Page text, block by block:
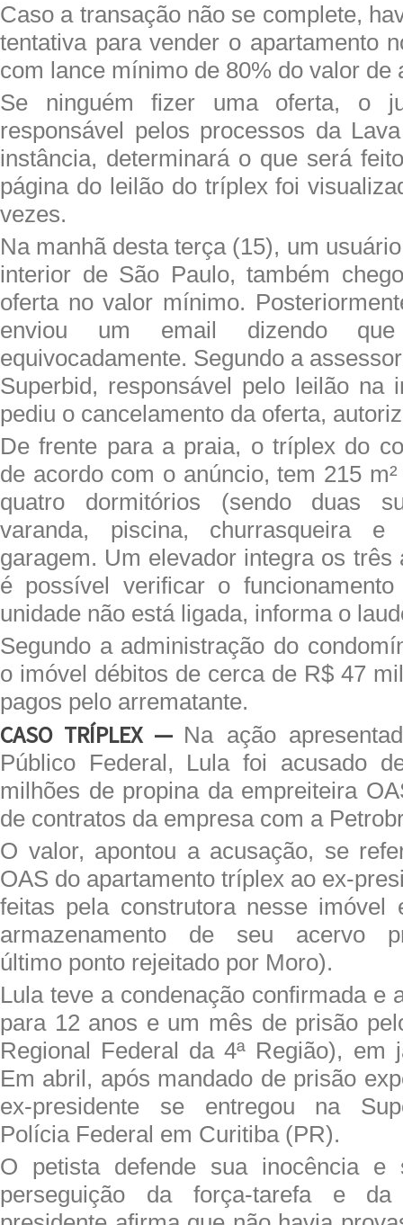
Caso a transação não se complete,
tentativa para vender o apartamento
com lance mínimo de 80% do valor de
Se ninguém fizer uma oferta, o
responsável pelos processos da
instância, determinará o que será
página do leilão do tríplex foi
vezes.
Na manhã desta terça (15), um
interior de São Paulo, também
oferta no valor mínimo.
enviou um email dizendo
equivocadamente. Segundo a
Superbid, responsável pelo leilão na
pediu o cancelamento da oferta,
De frente para a praia, o tríplex do
de acordo com o anúncio, tem 215
quatro dormitórios (sendo duas
varanda, piscina, churrasqueira
garagem. Um elevador integra os três
é possível verificar o
unidade não está ligada, informa o
Segundo a administração do
o imóvel débitos de cerca de R$ 47
pagos pelo arrematante.
CASO TRÍPLEX — Na ação
Público Federal, Lula foi acusado
milhões de propina da empreiteira
de contratos da empresa com a
O valor, apontou a acusação, se
OAS do apartamento tríplex ao ex-
feitas pela construtora nesse imóvel
armazenamento de seu acervo
último ponto rejeitado por Moro).
Lula teve a condenação confirmada e
para 12 anos e um mês de prisão
Regional Federal da 4ª Região), em
Em abril, após mandado de prisão
ex-presidente se entregou na
Polícia Federal em Curitiba (PR).
O petista defende sua inocência
perseguição da força-tarefa e